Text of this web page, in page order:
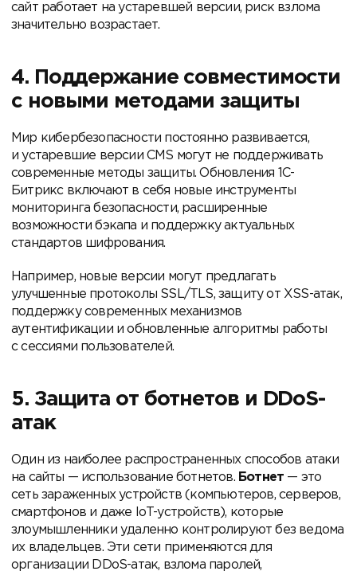
сайт работает на устаревшей версии, риск взлома
значительно возрастает.
4. Поддержание совместимости
с новыми методами защиты
Мир кибербезопасности постоянно развивается,
и устаревшие версии CMS могут не поддерживать
современные методы защиты. Обновления 1С-
Битрикс включают в себя новые инструменты
мониторинга безопасности, расширенные
возможности бэкапа и поддержку актуальных
стандартов шифрования.
Например, новые версии могут предлагать
улучшенные протоколы SSL/TLS, защиту от XSS-атак,
поддержку современных механизмов
аутентификации и обновленные алгоритмы работы
с сессиями пользователей.
5. Защита от ботнетов и DDoS-
атак
Один из наиболее распространенных способов атаки
на сайты — использование ботнетов. Ботнет — это
сеть зараженных устройств (компьютеров, серверов,
смартфонов и даже IoT-устройств), которые
злоумышленники удаленно контролируют без ведома
их владельцев. Эти сети применяются для
организации DDoS-атак, взлома паролей,